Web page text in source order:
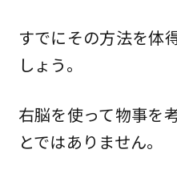
すでにその方法を体
しょう。
右脳を使って物事を
とではありません。